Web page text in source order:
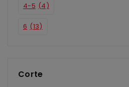
4-5 (4)
6 (13)
Corte